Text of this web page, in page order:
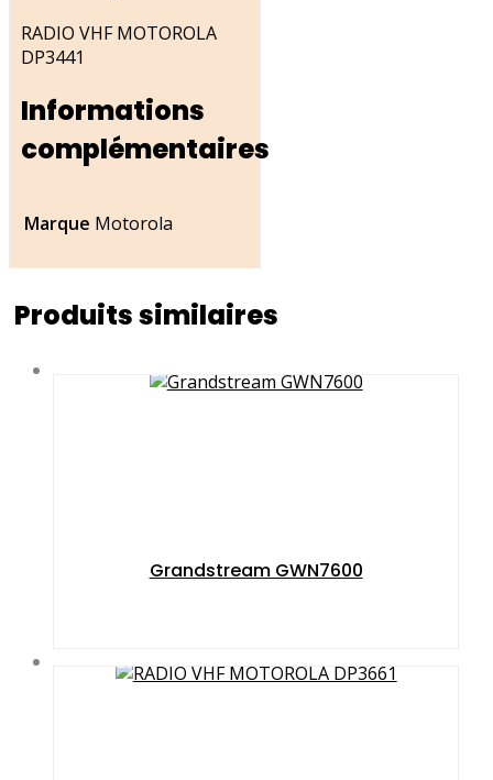
RADIO VHF MOTOROLA
DP3441
Informations
complémentaires
Marque Motorola
Produits similaires
Grandstream GWN7600